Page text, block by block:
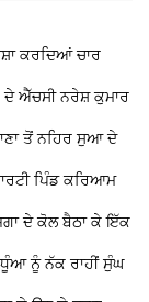
ਕਰਦਿਆਂ ਚਾਰ
ਦੇ ਐੱਚਸੀ ਨਰੇਸ਼ ਕੁਮਾਰ
ਤੋਂ ਨਹਿਰ ਸੁਆ ਦੇ
ਪਿੰਡ ਕਰਿਆਮ
ਦੇ ਕੋਲ ਬੈਠਾ ਕੇ ਇੱਕ
ਨੂੰ ਨੱਕ ਰਾਹੀਂ ਸੁੰਘ